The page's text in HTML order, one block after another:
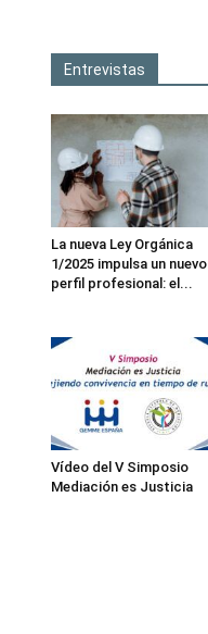
Entrevistas
La nueva Ley Orgánica
1/2025 impulsa un nuevo
perfil profesional: el...
Vídeo del V Simposio
Mediación es Justicia